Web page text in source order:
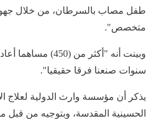
طفل مصاب بالسرطان، من خلال
متخصص".
وبينت أنه "أكثر من
سنوات صنعنا فرقا حقيقيا".
يذكر أن مؤسسة وارث الدولية لعلاج
الحسينية المقدسة، وبتوجيه من قبل